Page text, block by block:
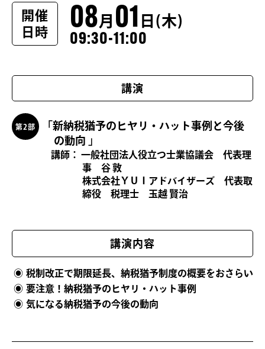
開催
日時
08月 01 日(木)
09:30-11:00
講演
第2部
「新納税猶予のヒヤリ・ハット事例と今後
の動向 」
講師：一般社団法人役立つ士業協議会 代表理
事 谷 敦
株式会社ＹＵＩアドバイザーズ 代表取
締役 税理士 玉越 賢治
講演内容
税制改正で期限延長、納税猶予制度の概要をおさらい
要注意！納税猶予のヒヤリ・ハット事例
気になる納税猶予の今後の動向